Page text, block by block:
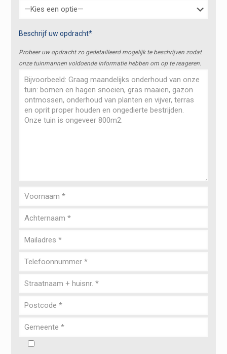
Beschrijf uw opdracht*
Probeer uw opdracht zo gedetailleerd mogelijk te beschrijven zodat
onze tuinmannen voldoende informatie hebben om op te reageren.